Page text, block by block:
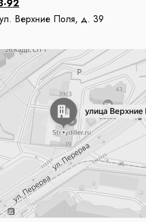
92
Верхние Поля, д. 39